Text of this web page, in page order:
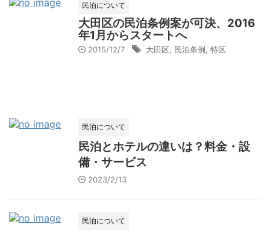
民泊について
大田区の民泊条例案が可決、2016
年1月からスタートへ
2015/12/7 大田区 民泊条例 特区
民泊について
民泊とホテルの違いは？料金・設
備・サービス
2023/2/13
民泊について